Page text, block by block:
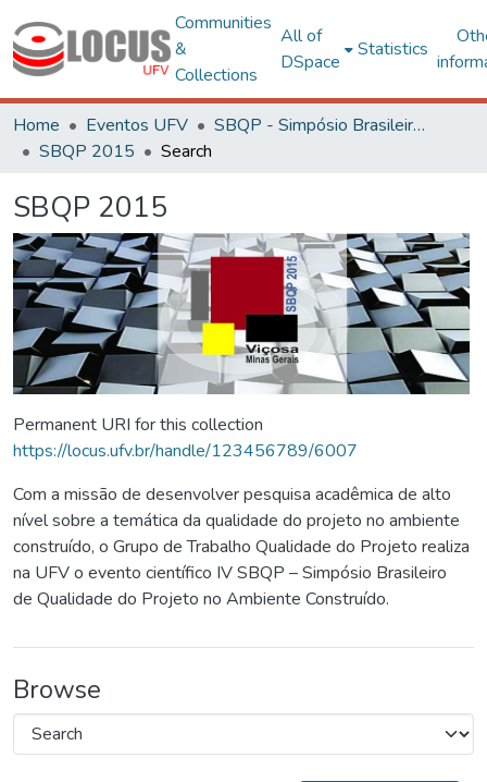
Communities
&
Collections
All of
DSpace
Statistics
Home Eventos UFV
SBQP - Simpósio Brasileiro de Qualidade do Projeto no Ambiente Construído
SBQP 2015
Search
SBQP 2015
Permanent URI for this collection
https://locus.ufv.br/handle/123456789/6007
Com a missão de desenvolver pesquisa acadêmica de alto
nível sobre a temática da qualidade do projeto no ambiente
construído, o Grupo de Trabalho Qualidade do Projeto realiza
na UFV o evento científico IV SBQP – Simpósio Brasileiro
de Qualidade do Projeto no Ambiente Construído.
Browse